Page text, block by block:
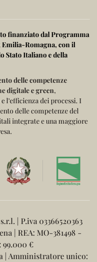
finanziato dalProgramma
Emilia-Romagna, con il
Stato Italianoe della
delle competenze
digitale e green,
l’efficienza dei processi. I
delle competenze del
integrate e una maggiore
| P.iva 03366520363
| REA: MO-381498 -
99.000 €
| Amministratore unico: